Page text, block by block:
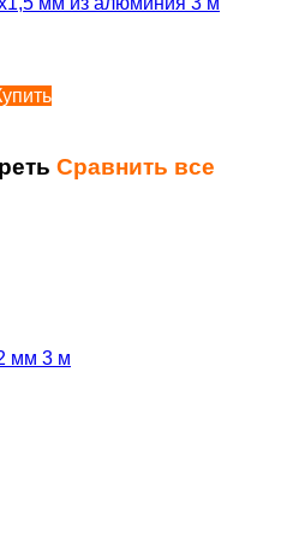
Сравнить все
мм 3 м